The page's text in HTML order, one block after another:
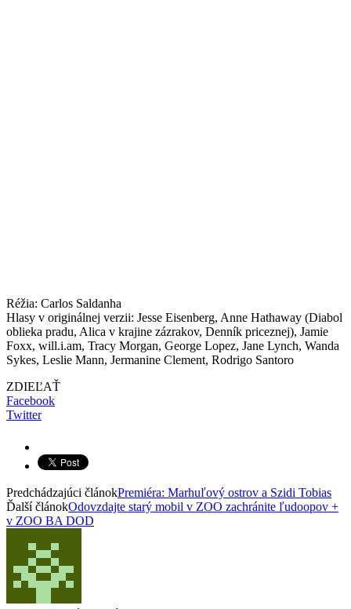
Réžia: Carlos Saldanha
Hlasy v originálnej verzii: Jesse Eisenberg, Anne Hathaway (Diabol
oblieka pradu, Alica v krajine zázrakov, Denník priceznej), Jamie
Foxx, will.i.am, Tracy Morgan, George Lopez, Jane Lynch, Wanda
Sykes, Leslie Mann, Jermanine Clement, Rodrigo Santoro
ZDIEĽAŤ
Facebook
Twitter
Predchádzajúci článokPremiéra: Marhuľový ostrov a Szidi Tobias
Ďalší článokOdovzdajte starý mobil v ZOO zachránite ľudoopov +
v ZOO BA DOD